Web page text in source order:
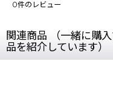
0件のレビュー
関連商品 （一緒に購
品を紹介しています）